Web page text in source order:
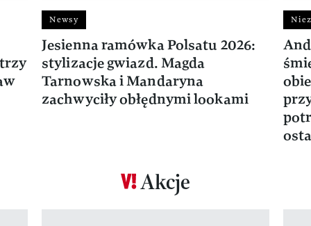
Newsy
Jesienna ramówka Polsatu 2026:
stylizacje gwiazd. Magda
Tarnowska i Mandaryna
zachwyciły obłędnymi lookami
Akcje